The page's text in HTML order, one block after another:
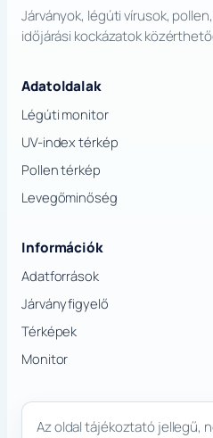
Járványok, légúti vírusok,
időjárási kockázatok
Adatoldalak
Légúti monitor
UV-index térkép
Pollen térkép
Levegőminőség
Információk
Adatforrások
Járványfigyelő
Térképek
Monitor
Az oldal tájékoztató jellegű,